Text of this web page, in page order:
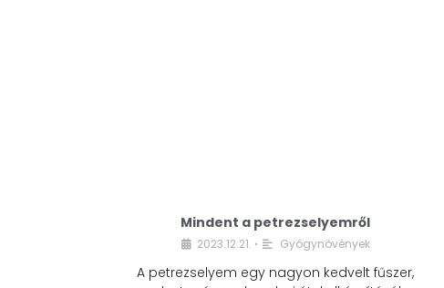
Mindent a petrezselyemről
2023.12.21. • Gyógynövények
A petrezselyem egy nagyon kedvelt fűszer,